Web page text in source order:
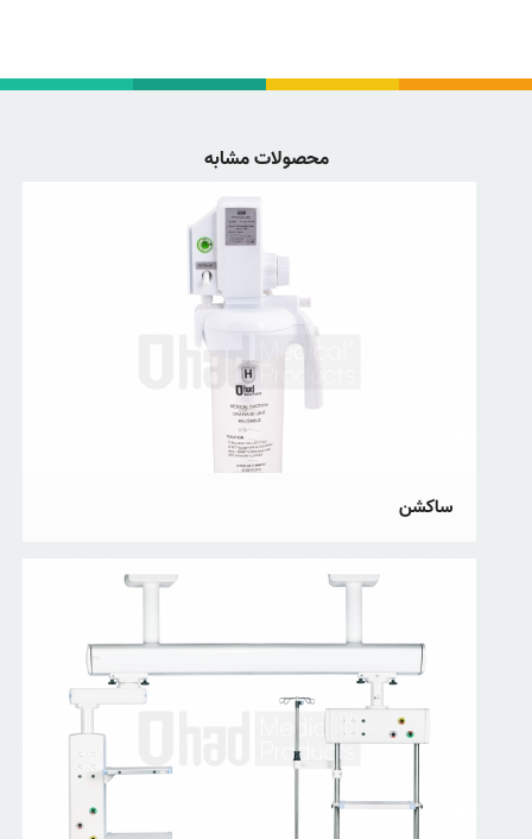
محصولات مشابه
ساکشن